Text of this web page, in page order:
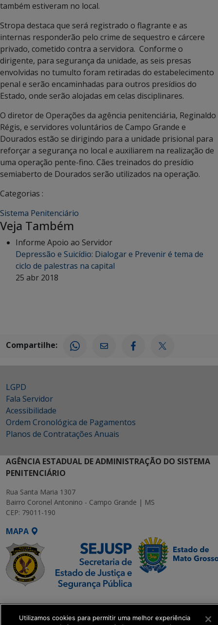
também estiveram no local.
Stropa destaca que será registrado o flagrante e as
internas responderão pelo crime de sequestro e cárcere
privado, cometido contra a servidora. Conforme o
dirigente, para segurança da unidade, as seis presas
envolvidas no tumulto foram retiradas do estabelecimento
penal e serão encaminhadas para outros presídios do
Estado, onde serão alojadas em celas disciplinares.
O diretor de Operações da agência penitenciária, Reginaldo
Régis, e servidores voluntários de Campo Grande e
Dourados estão se dirigindo para a unidade prisional para
reforçar a segurança no local e auxiliarem na realização de
uma operação pente-fino. Cães treinados do presídio
semiaberto de Dourados serão utilizados na operação.
Categorias :
Sistema Penitenciário
Veja Também
Informe Apoio ao Servidor
Depressão e Suicídio: Dialogar e Prevenir é tema de
ciclo de palestras na capital
25 abr 2018
Compartilhe:
LGPD
Fala Servidor
Acessibilidade
Ordem Cronológica de Pagamentos
Planos de Contratações Anuais
AGÊNCIA ESTADUAL DE ADMINISTRAÇÃO DO SISTEMA
PENITENCIÁRIO
Rua Santa Maria 1307
Bairro Coronel Antonino - Campo Grande | MS
CEP: 79011-190
MAPA
SETDIG | Secretaria-
Executiva de
Utilizamos cookies para permitir uma melhor experiência